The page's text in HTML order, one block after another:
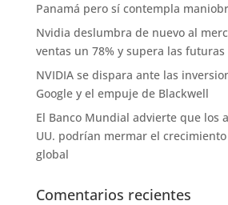
Panamá pero sí contempla
Nvidia deslumbra de nuevo al
ventas un 78% y supera las
NVIDIA se dispara ante las
Google y el empuje de Blackwell
El Banco Mundial advierte que los
UU. podrían mermar el
global
Comentarios recientes